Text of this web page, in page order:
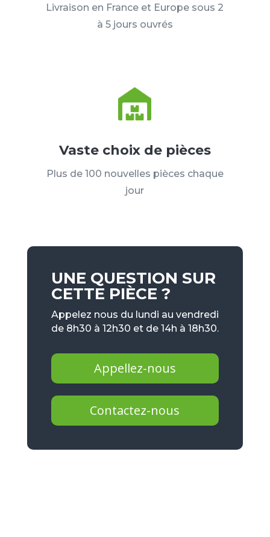
Livraison en France et Europe sous 2
à 5 jours ouvrés
Vaste choix de pièces
Plus de 100 nouvelles pièces chaque
jour
UNE QUESTION SUR
CETTE PIÈCE ?
Appelez nous du lundi au vendredi
de 8h30 à 12h30 et de 14h à 18h30.
Appellez-nous
Contactez-nous